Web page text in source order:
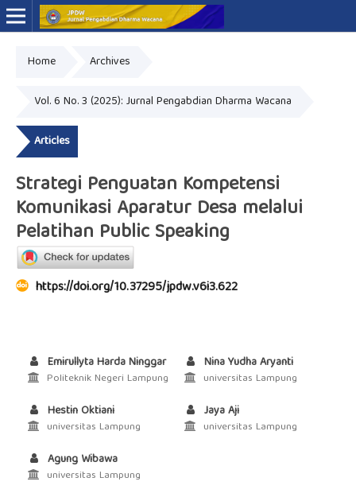
Home Archives
Vol. 6 No. 3 (2025): Jurnal Pengabdian Dharma Wacana
Articles
Strategi Penguatan Kompetensi
Komunikasi Aparatur Desa melalui
Pelatihan Public Speaking
https://doi.org/10.37295/jpdw.v6i3.622
Emirullyta Harda Ninggar
Politeknik Negeri Lampung
Nina Yudha Aryanti
universitas Lampung
Hestin Oktiani
universitas Lampung
Jaya Aji
universitas Lampung
Agung Wibawa
universitas Lampung